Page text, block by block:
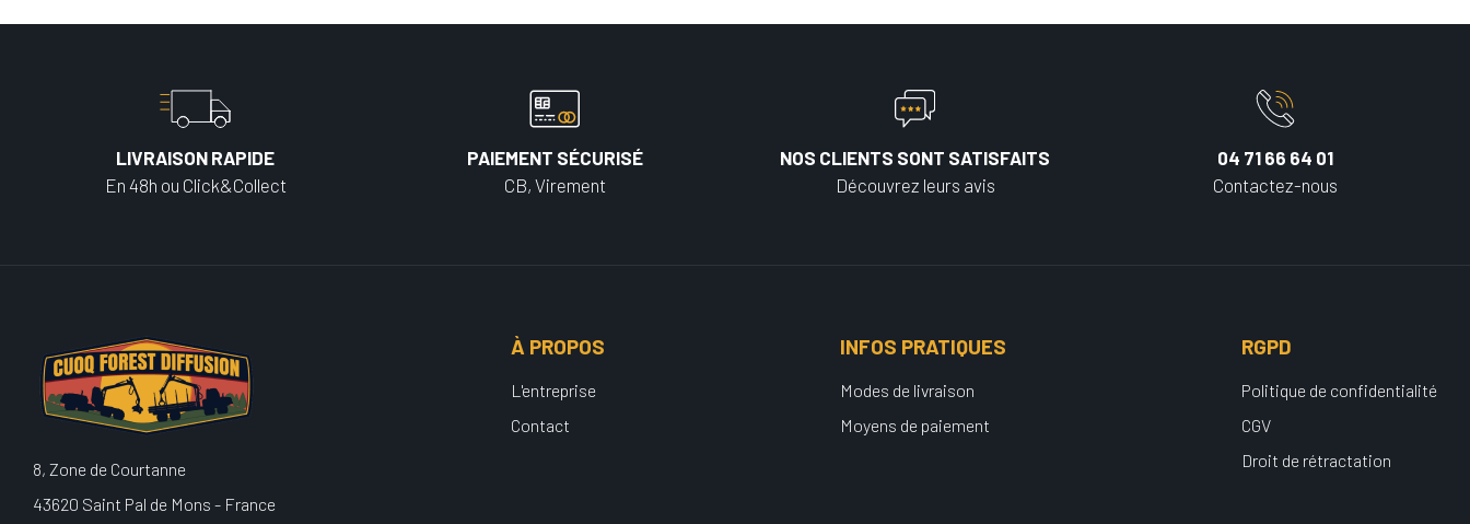
LIVRAISON RAPIDE
En 48h ou Click&Collect
PAIEMENT SÉCURISÉ
CB, Virement
NOS CLIENTS SONT SATISFAITS
Découvrez leurs avis
04 71 66 64 01
Contactez-nous
8, Zone de Courtanne
43620 Saint Pal de Mons - France
À PROPOS
L'entreprise
Contact
INFOS PRATIQUES
Modes de livraison
Moyens de paiement
RGPD
Politique de confidentialité
CGV
Droit de rétractation